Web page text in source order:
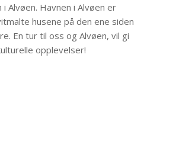
Alvøen. Havnen i Alvøen er
husene på den ene siden
En tur til oss og Alvøen, vil gi
opplevelser!